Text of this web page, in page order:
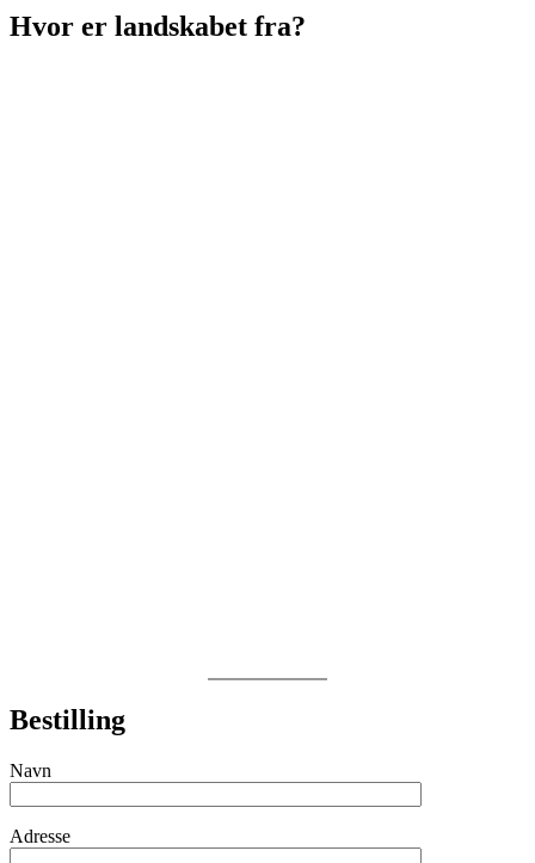
Hvor er landskabet fra?
Bestilling
Navn
Adresse